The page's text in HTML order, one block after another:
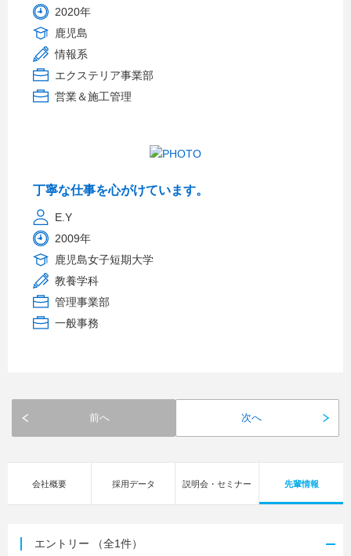
2020年
鹿児島
情報系
エクステリア事業部
営業＆施工管理
丁寧な仕事を心がけています。
E.Y
2009年
鹿児島女子短期大学
教養学科
管理事業部
一般事務
前へ 次へ
会社概要 採用データ 説明会・セミナー 先輩情報
エントリー （全1件）